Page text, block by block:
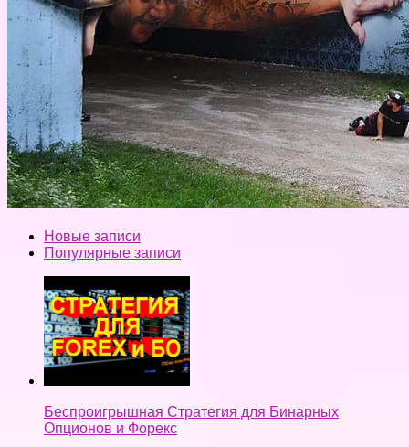
Новые записи
Популярные записи
Беспроигрышная Стратегия для Бинарных
Опционов и Форекс